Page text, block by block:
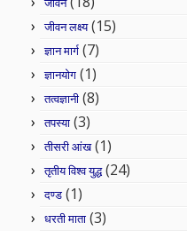
जीवन लक्ष्य(15)
ज्ञान मार्ग (7)
ज्ञानयोग (1)
तत्वज्ञानी (8)
तपस्या (3)
तीसरी आंख(1)
तृतीय विश्व युद्ध(24)
दण्ड (1)
धरती माता (3)